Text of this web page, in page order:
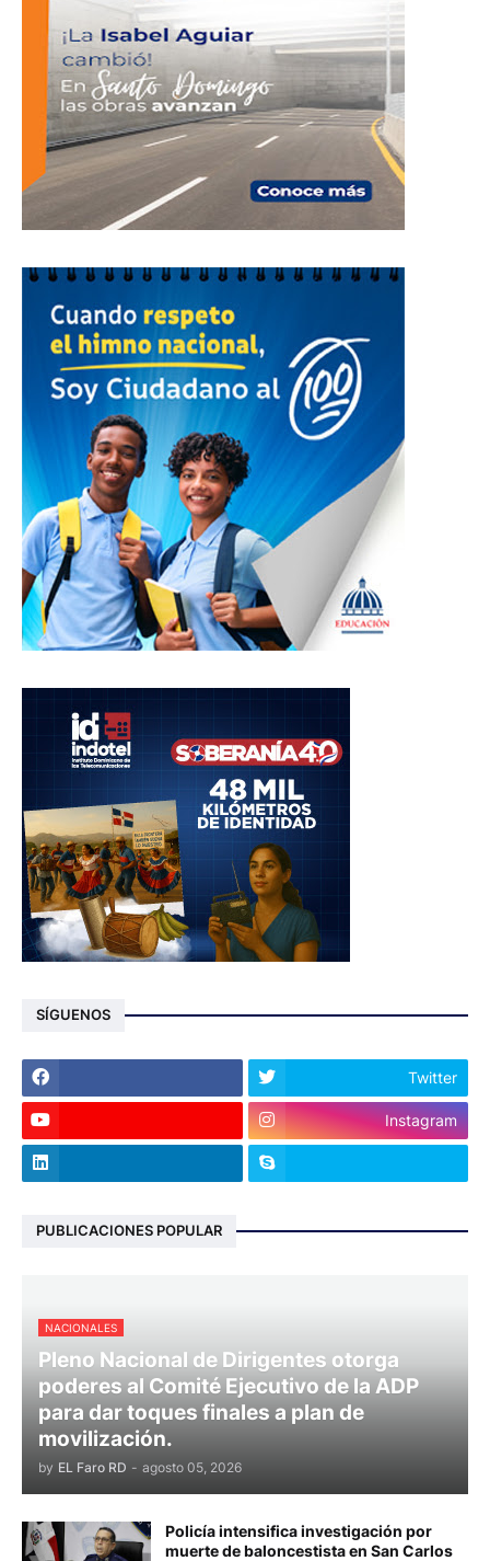
SÍGUENOS
Twitter
Instagram
PUBLICACIONES POPULAR
NACIONALES
Pleno Nacional de Dirigentes otorga
poderes al Comité Ejecutivo de la ADP
para dar toques finales a plan de
movilización.
by EL Faro RD - agosto 05, 2026
Policía intensifica investigación por
muerte de baloncestista en San Carlos